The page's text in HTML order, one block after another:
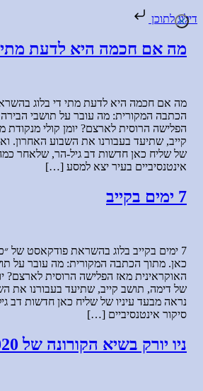
דילוג לתוכן
מה אם חכמה היא לדעת מתי
מה אם חכמה היא לדעת מתי די בלוג
הכתבה המקורית: מה עובר על תושבי הבירה
הפלישה הרוסית לארצם? יומן קולי
קייב, שתיעד בעבורנו את השבוע האחרון.
של שליח כאן חדשות דב גיל-הר, שלאחר כמה
אינטנסיביים בעיר יצא למסע […]
7 ימים בקייב
כאן. מתוך הכתבה המקורית: מה עובר על
האוקראינית מאז הפלישה הרוסית לארצם?
של דימה, תושב קייב, שתיעד בעבורנו את
נראה מבעד עיניו של שליח כאן חדשות דב
סיקור אינטנסיביים […]
ניו יורק בשיא הקורונה של 2020